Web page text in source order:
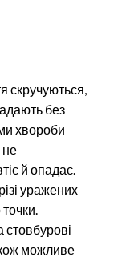
скручуються,
без
хвороби
не
й опадає.
уражених
точки.
стовбурові
можливе